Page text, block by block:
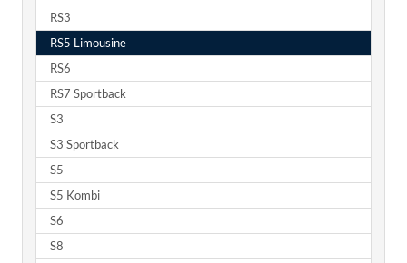
RS3
RS5 Limousine
RS6
RS7 Sportback
S3
S3 Sportback
S5
S5 Kombi
S6
S8